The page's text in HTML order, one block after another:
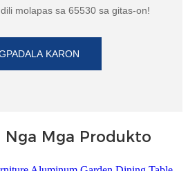
molapas sa 65530 sa gitas-on!
KARON
Mga Produkto